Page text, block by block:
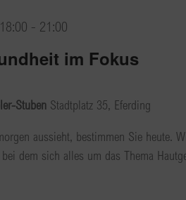
im Fokus
- 21:00
Stuben Stadtplatz 35, Eferding
aussieht, bestimmen Sie heute.
dem sich alles um das Thema